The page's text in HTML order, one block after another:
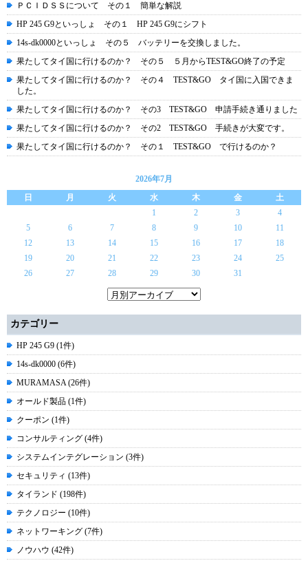
ＰＣＩＤＳＳについて その１ 簡単な解説
HP 245 G9といっしょ その１ HP 245 G9にシフト
14s-dk0000といっしょ その５ バッテリーを交換しました。
果たしてタイ国に行けるのか？ その５ ５月からTEST&GO終了の予定
果たしてタイ国に行けるのか？ その４ TEST&GO タイ国に入国できま
した。
果たしてタイ国に行けるのか？ その3 TEST&GO 申請手続き通りました
果たしてタイ国に行けるのか？ その2 TEST&GO 手続きが大変です。
果たしてタイ国に行けるのか？ その１ TEST&GO で行けるのか？
2026年7月
日
月 火 水 木 金
土
1
2 3
4
5
6 7 8 9 10
11
12
13 14 15 16 17
18
19
20 21 22 23 24
25
26
27 28 29 30 31
カテゴリー
HP 245 G9 (1件)
14s-dk0000 (6件)
MURAMASA (26件)
オールド製品 (1件)
クーポン (1件)
コンサルティング (4件)
システムインテグレーション (3件)
セキュリティ (13件)
タイランド (198件)
テクノロジー (10件)
ネットワーキング (7件)
ノウハウ (42件)